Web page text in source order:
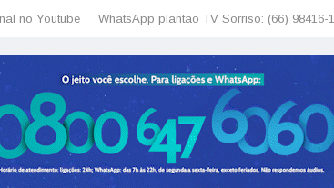
no Youtube WhatsApp plantão TV Sorriso: (66) 98416-